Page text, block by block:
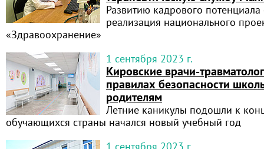
Развитию кадрового потенциала
реализация национального
«Здравоохранение»
1 сентября 2023 г.
Кировские врачи-
правилах безопасности
родителям
Летние каникулы подошли к
обучающихся страны начался новый учебный год
1 сентября 2023 г.